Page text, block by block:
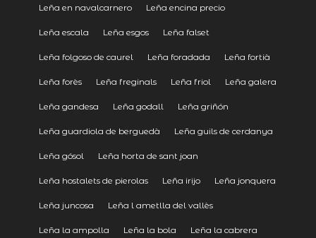
Leña en navalcarnero Leña encina precio
Leña escala Leña esgos Leña falset
Leña folgoso de caurel Leña foradada Leña fortià
Leña forès Leña freginals Leña friol Leña galera
Leña gandesa Leña godall Leña griñón
Leña guardiola de berguedà Leña guils de cerdanya
Leña gósol Leña horta de sant joan
Leña hostalets de pierolas Leña irijo Leña jonquera
Leña juncosa Leña l ametlla del vallès
Leña la ampolla Leña la bola Leña la cabrera